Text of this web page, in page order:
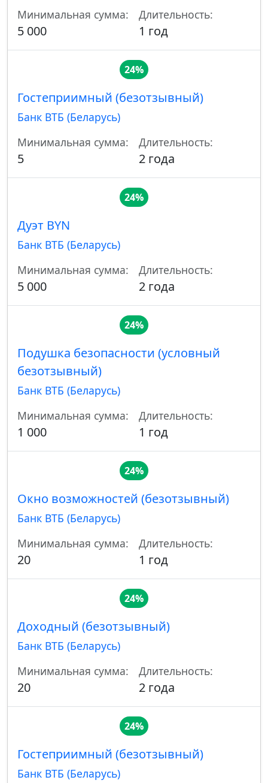
Минимальная сумма:
5 000
Длительность:
1 год
24%
Гостеприимный (безотзывный)
Банк ВТБ (Беларусь)
Минимальная сумма:
5
Длительность:
2 года
24%
Дуэт BYN
Банк ВТБ (Беларусь)
Минимальная сумма:
5 000
Длительность:
2 года
24%
Подушка безопасности (условный
безотзывный)
Банк ВТБ (Беларусь)
Минимальная сумма:
1 000
Длительность:
1 год
24%
Окно возможностей (безотзывный)
Банк ВТБ (Беларусь)
Минимальная сумма:
20
Длительность:
1 год
24%
Доходный (безотзывный)
Банк ВТБ (Беларусь)
Минимальная сумма:
20
Длительность:
2 года
24%
Гостеприимный (безотзывный)
Банк ВТБ (Беларусь)